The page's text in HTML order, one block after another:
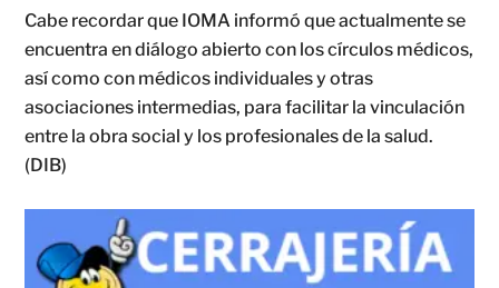
Cabe recordar que IOMA informó que actualmente se
encuentra en diálogo abierto con los círculos médicos,
así como con médicos individuales y otras
asociaciones intermedias, para facilitar la vinculación
entre la obra social y los profesionales de la salud.
(DIB)